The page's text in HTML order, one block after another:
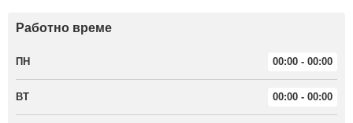
Работно време
ПН 00:00 - 00:00
ВТ 00:00 - 00:00